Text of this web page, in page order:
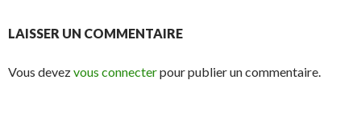
LAISSER UN COMMENTAIRE
Vous devezvous connecterpour publier un commentaire.